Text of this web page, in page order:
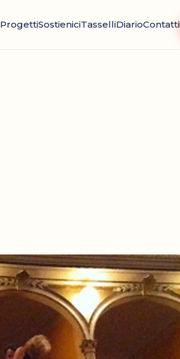
ProgettiSostieniciTasselliDiarioContatti